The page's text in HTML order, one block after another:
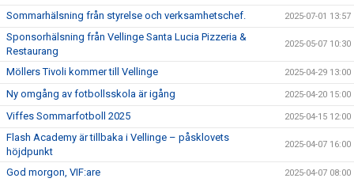
Sommarhälsning från styrelse och verksamhetschef. 2025-07-01 13:57
Sponsorhälsning från Vellinge Santa Lucia Pizzeria &
Restaurang
2025-05-07 10:30
Möllers Tivoli kommer till Vellinge 2025-04-29 13:00
Ny omgång av fotbollsskola är igång 2025-04-20 15:00
Viffes Sommarfotboll 2025 2025-04-15 12:00
Flash Academy är tillbaka i Vellinge – påsklovets
höjdpunkt
2025-04-07 16:00
God morgon, VIF:are 2025-04-07 08:00